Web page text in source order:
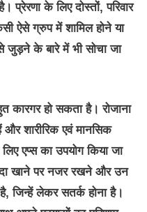
प्रेरणा के लिए दोस्तों, परिवार
ऐसे ग्रुप में शामिल होने या
जुड़ने के बारे में भी सोचा जा
कारगर हो सकता है। रोजाना
और शारीरिक एवं मानसिक
एप्स का उपयोग किया जा
खाने पर नजर रखने और उन
जिन्हें लेकर सतर्क होना है।